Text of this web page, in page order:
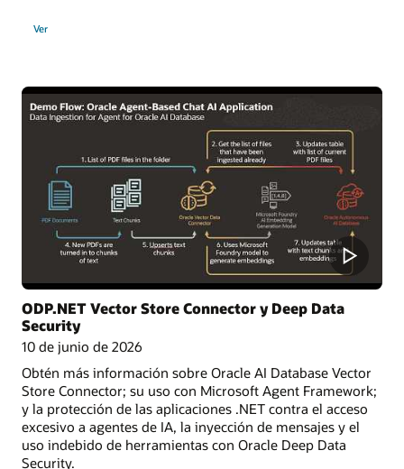
Ver
ODP.NET Vector Store Connector y Deep Data
Security
10 de junio de 2026
Obtén más información sobre Oracle AI Database Vector
Store Connector; su uso con Microsoft Agent Framework;
y la protección de las aplicaciones .NET contra el acceso
excesivo a agentes de IA, la inyección de mensajes y el
uso indebido de herramientas con Oracle Deep Data
Security.